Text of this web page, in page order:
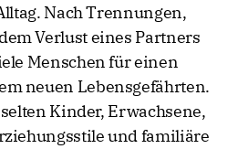
Nach Trennungen,
Verlust eines Partners
Menschen für einen
neuen Lebensgefährten.
Kinder, Erwachsene,
und familiäre